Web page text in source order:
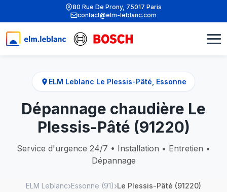
80 Rue De Prony, 75017 Paris
contact@elm-leblanc.com
ELM Leblanc Le Plessis-Pâté, Essonne
Dépannage chaudière Le
Plessis-Pâté (91220)
Service d'urgence 24/7 • Installation • Entretien •
Dépannage
ELM Leblanc Essonne (91) Le Plessis-Pâté (91220)